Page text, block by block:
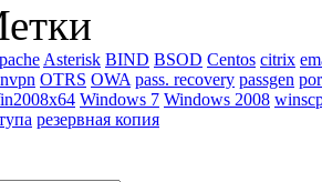
Asterisk BIND BSOD Centos citrix
OTRS OWA pass. recovery passgen
Windows 7 Windows 2008
резервная копия